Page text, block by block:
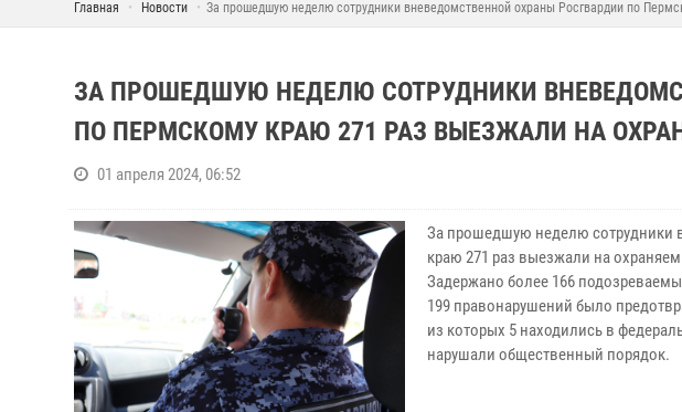
Главная Новости За прошедшую неделю сотрудники вневедомственной охраны Росгвардии по
ЗА ПРОШЕДШУЮ НЕДЕЛЮ СОТРУДНИКИ
ПО ПЕРМСКОМУ КРАЮ 271 РАЗ ВЫЕЗЖАЛИ НА
01 апреля 2024, 06:52
За прошедшую неделю сотрудники
краю 271 раз выезжали на
Задержано более 166
199 правонарушений было
из которых 5 находились в
нарушали общественный порядок.